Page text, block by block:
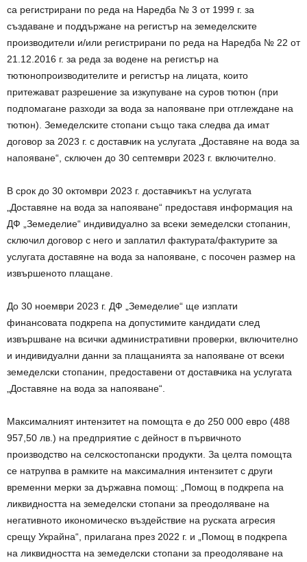
са регистрирани по реда на Наредба № 3 от 1999 г. за
създаване и поддържане на регистър на земеделските
производители и/или регистрирани по реда на Наредба № 22 от
21.12.2016 г. за реда за водене на регистър на
тютюнопроизводителите и регистър на лицата, които
притежават разрешение за изкупуване на суров тютюн (при
подпомагане разходи за вода за напояване при отглеждане на
тютюн). Земеделските стопани също така следва да имат
договор за 2023 г. с доставчик на услугата „Доставяне на вода за
напояване“, сключен до 30 септември 2023 г. включително.
В срок до 30 октомври 2023 г. доставчикът на услугата
„Доставяне на вода за напояване“ предоставя информация на
ДФ „Земеделие“ индивидуално за всеки земеделски стопанин,
сключил договор с него и заплатил фактурата/фактурите за
услугата доставяне на вода за напояване, с посочен размер на
извършеното плащане.
До 30 ноември 2023 г. ДФ „Земеделие“ ще изплати
финансовата подкрепа на допустимите кандидати след
извършване на всички административни проверки, включително
и индивидуални данни за плащанията за напояване от всеки
земеделски стопанин, предоставени от доставчика на услугата
„Доставяне на вода за напояване“.
Максималният интензитет на помощта е до 250 000 евро (488
957,50 лв.) на предприятие с дейност в първичното
производство на селскостопански продукти. За целта помощта
се натрупва в рамките на максималния интензитет с други
временни мерки за държавна помощ: „Помощ в подкрепа на
ликвидността на земеделски стопани за преодоляване на
негативното икономическо въздействие на руската агресия
срещу Украйна“, прилагана през 2022 г. и „Помощ в подкрепа
на ликвидността на земеделски стопани за преодоляване на